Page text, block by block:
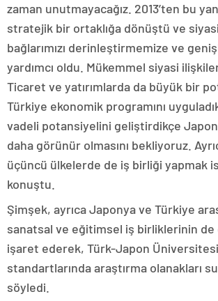
zaman unutmayacağız. 2013’ten bu
stratejik bir ortaklığa dönüştü ve
bağlarımızı derinleştirmemize ve
yardımcı oldu. Mükemmel siyasi
Ticaret ve yatırımlarda da büyük bir
Türkiye ekonomik programını
vadeli potansiyelini geliştirdikçe Japon
daha görünür olmasını bekliyoruz.
üçüncü ülkelerde de iş birliği yapmak
konuştu.
Şimşek, ayrıca Japonya ve Türkiye
sanatsal ve eğitimsel iş birliklerinin
işaret ederek, Türk-Japon
standartlarında araştırma olanakları
söyledi.